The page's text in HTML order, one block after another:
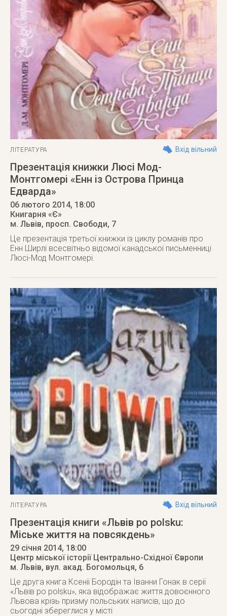
ЛІТЕРАТУРА Вхід вільний
Презентація книжки Люсі Мод-
Монтгомері «Енн із Острова Принца
Едварда»
06 лютого 2014, 18:00
Книгарня «Є»
м. Львів, просп. Свободи, 7
Це презентація третьої книжки із циклу романів про
Енн Ширлі всесвітньо відомої канадської письменниці
Люсі-Мод Монтгомері.
ЛІТЕРАТУРА Вхід вільний
Презентація книги «Львів po polsku:
Міське життя на повсякдень»
29 січня 2014, 18:00
Центр міської історії Центрально-Східної Європи
м. Львів, вул. акад. Богомольця, 6
Це друга книга Ксенії Бородін та Іванни Гонак в серії
«Львів po polsku», яка відображає життя довоєнного
Львова крізь призму польських написів, що до
сьогодні збереглися у місті